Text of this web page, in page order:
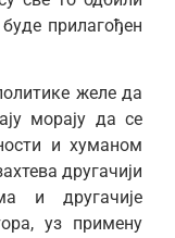
прилагођен
желе да
морају да се
и хуманом
другачији
и другачије
уз примену